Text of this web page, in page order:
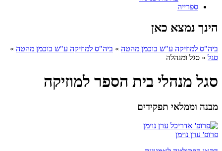
ספרייה
הינך נמצא כאן
ביה"ס למוזיקה ע"ש בוכמן מהטה » ביה"ס למוזיקה ע"ש בוכמן מהטה »
סגל » סגל ומנהלה
סגל מנהלי בית הספר למוזיקה
מבנה וממלאי תפקידים
פרופ' ערן נוימן